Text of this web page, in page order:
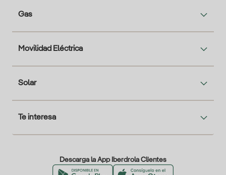
Gas
Movilidad Eléctrica
Solar
Te interesa
Descarga la App Iberdrola Clientes